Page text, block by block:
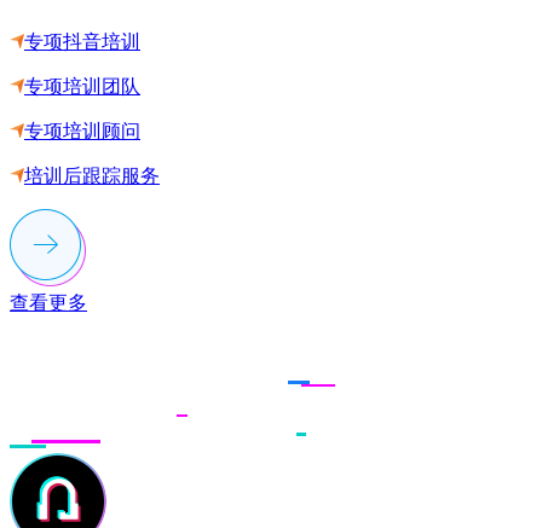
专项抖音培训
专项培训团队
专项培训顾问
培训后跟踪服务
查看更多